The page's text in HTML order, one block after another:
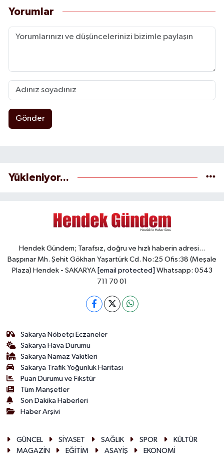
Yorumlar
Gönder
Yükleniyor...
Hendek Gündem; Tarafsız, doğru ve hızlı haberin adresi...
Başpınar Mh. Şehit Gökhan Yaşartürk Cd. No:25 Ofis:38 (Meşale
Plaza) Hendek - SAKARYA [email protected] Whatsapp: 0543
711 70 01
Sakarya Nöbetçi Eczaneler
Sakarya Hava Durumu
Sakarya Namaz Vakitleri
Sakarya Trafik Yoğunluk Haritası
Puan Durumu ve Fikstür
Tüm Manşetler
Son Dakika Haberleri
Haber Arşivi
GÜNCEL SİYASET SAĞLIK SPOR
KÜLTÜR
MAGAZİN
EĞİTİM ASAYİŞ EKONOMİ